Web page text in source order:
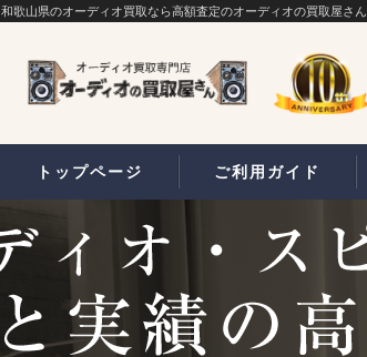
和歌山県のオーディオ買取なら高額査定のオーディオの買取屋さん
トップページ ご利用ガイド